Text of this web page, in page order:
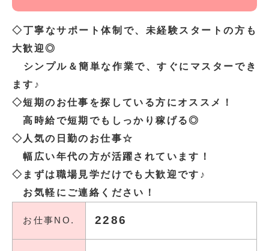
◇丁寧なサポート体制で、未経験スタートの方も
大歓迎◎
シンプル＆簡単な作業で、すぐにマスターでき
ます♪
◇短期のお仕事を探している方にオススメ！
高時給で短期でもしっかり稼げる◎
◇人気の日勤のお仕事☆
幅広い年代の方が活躍されています！
◇まずは職場見学だけでも大歓迎です♪
お気軽にご連絡ください！
お仕事NO. 2286